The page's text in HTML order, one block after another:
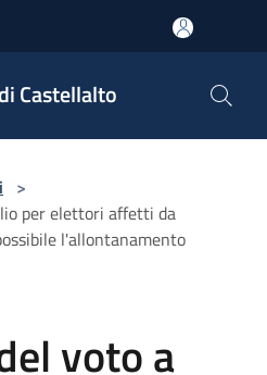
Castellalto
>
per elettori affetti da
l'allontanamento
voto a